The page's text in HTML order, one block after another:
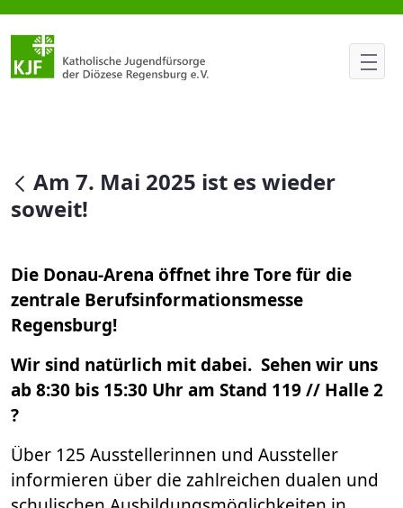
Am 7. Mai 2025 ist es wieder
null
Am 7. Mai 2025 ist es wieder
soweit!
Die Donau-Arena öffnet ihre Tore für die
zentrale Berufsinformationsmesse
Regensburg!
Wir sind natürlich mit dabei. Sehen wir uns
ab 8:30 bis 15:30 Uhr am Stand 119 // Halle 2
?
Über 125 Ausstellerinnen und Aussteller
informieren über die zahlreichen dualen und